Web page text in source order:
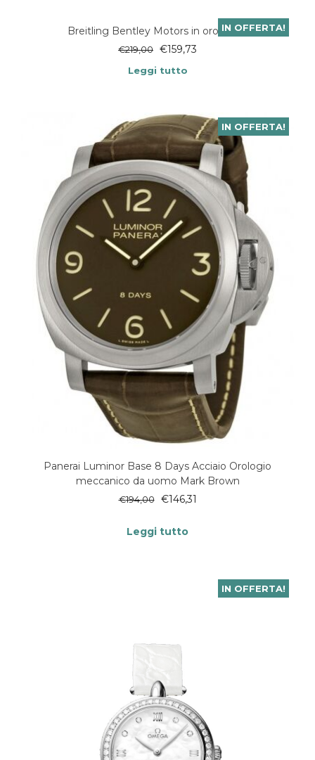
IN OFFERTA!
Breitling Bentley Motors in oro rosaT
€219,00 €159,73
Leggi tutto
IN OFFERTA!
Panerai Luminor Base 8 Days Acciaio Orologio
meccanico da uomo Mark Brown
€194,00 €146,31
Leggi tutto
IN OFFERTA!